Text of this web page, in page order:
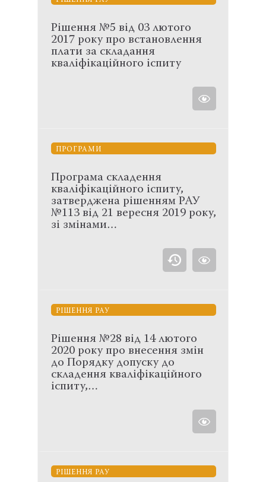
Рішення №5 від 03 лютого
2017 року про встановлення
плати за складання
кваліфікаційного іспиту
ПРОГРАМИ
Програма складення
кваліфікаційного іспиту,
затверджена рішенням РАУ
№113 від 21 вересня 2019 року,
зі змінами…
РІШЕННЯ РАУ
Рішення №28 від 14 лютого
2020 року про внесення змін
до Порядку допуску до
складення кваліфікаційного
іспиту,…
РІШЕННЯ РАУ